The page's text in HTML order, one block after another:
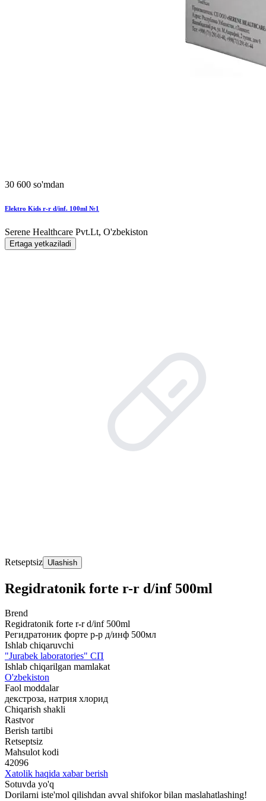
30 600 so'mdan
Elektro Kids r-r d/inf. 100ml №1
Serene Healthcare Pvt.Lt, O'zbekiston
Ertaga yetkaziladi
Retseptsiz Ulashish
Regidratonik forte r-r d/inf 500ml
Brend
Regidratonik forte r-r d/inf 500ml
Регидратоник форте р-р д/инф 500мл
Ishlab chiqaruvchi
"Jurabek laboratories" СП
Ishlab chiqarilgan mamlakat
O'zbekiston
Faol moddalar
декстроза, натрия хлорид
Chiqarish shakli
Rastvor
Berish tartibi
Retseptsiz
Mahsulot kodi
42096
Xatolik haqida xabar berish
Sotuvda yo'q
Dorilarni iste'mol qilishdan avval shifokor bilan maslahatlashing!